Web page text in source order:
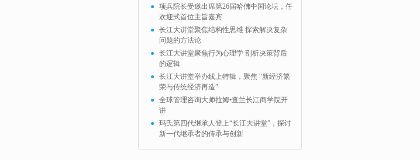
● 项兵院长受邀出席第26届哈佛中国论坛，任
欢迎式首位主旨嘉宾
● 长江大讲堂聚焦结构性思维 探索解决复杂
问题的方法论
● 长江大讲堂聚焦行为心理学 剖析决策背后
的逻辑
● 长江大讲堂举办线上特辑，聚焦 “新经济繁
荣与传统经济再造”
● 全球管理咨询大师拉姆•查兰长江商学院开
讲
● 玛氏第四代继承人登上“长江大讲堂”，探讨
新一代继承者的传承与创新